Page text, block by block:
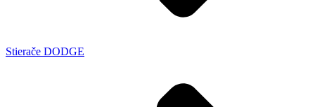
Stierače DODGE